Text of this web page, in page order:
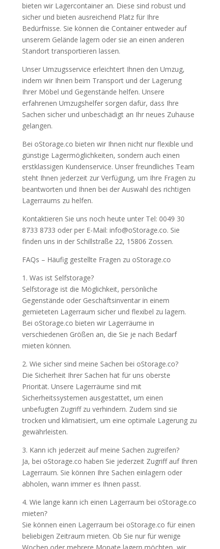
bieten wir Lagercontainer an. Diese sind robust und
sicher und bieten ausreichend Platz für Ihre
Bedürfnisse. Sie können die Container entweder auf
unserem Gelände lagern oder sie an einen anderen
Standort transportieren lassen.
Unser Umzugsservice erleichtert Ihnen den Umzug,
indem wir Ihnen beim Transport und der Lagerung
Ihrer Möbel und Gegenstände helfen. Unsere
erfahrenen Umzugshelfer sorgen dafür, dass Ihre
Sachen sicher und unbeschädigt an Ihr neues Zuhause
gelangen.
Bei oStorage.co bieten wir Ihnen nicht nur flexible und
günstige Lagermöglichkeiten, sondern auch einen
erstklassigen Kundenservice. Unser freundliches Team
steht Ihnen jederzeit zur Verfügung, um Ihre Fragen zu
beantworten und Ihnen bei der Auswahl des richtigen
Lagerraums zu helfen.
Kontaktieren Sie uns noch heute unter Tel: 0049 30
8733 8733 oder per E-Mail: info@oStorage.co. Sie
finden uns in der Schillstraße 22, 15806 Zossen.
FAQs – Häufig gestellte Fragen zu oStorage.co
1. Was ist Selfstorage?
Selfstorage ist die Möglichkeit, persönliche
Gegenstände oder Geschäftsinventar in einem
gemieteten Lagerraum sicher und flexibel zu lagern.
Bei oStorage.co bieten wir Lagerräume in
verschiedenen Größen an, die Sie je nach Bedarf
mieten können.
2. Wie sicher sind meine Sachen bei oStorage.co?
Die Sicherheit Ihrer Sachen hat für uns oberste
Priorität. Unsere Lagerräume sind mit
Sicherheitssystemen ausgestattet, um einen
unbefugten Zugriff zu verhindern. Zudem sind sie
trocken und klimatisiert, um eine optimale Lagerung zu
gewährleisten.
3. Kann ich jederzeit auf meine Sachen zugreifen?
Ja, bei oStorage.co haben Sie jederzeit Zugriff auf Ihren
Lagerraum. Sie können Ihre Sachen einlagern oder
abholen, wann immer es Ihnen passt.
4. Wie lange kann ich einen Lagerraum bei oStorage.co
mieten?
Sie können einen Lagerraum bei oStorage.co für einen
beliebigen Zeitraum mieten. Ob Sie nur für wenige